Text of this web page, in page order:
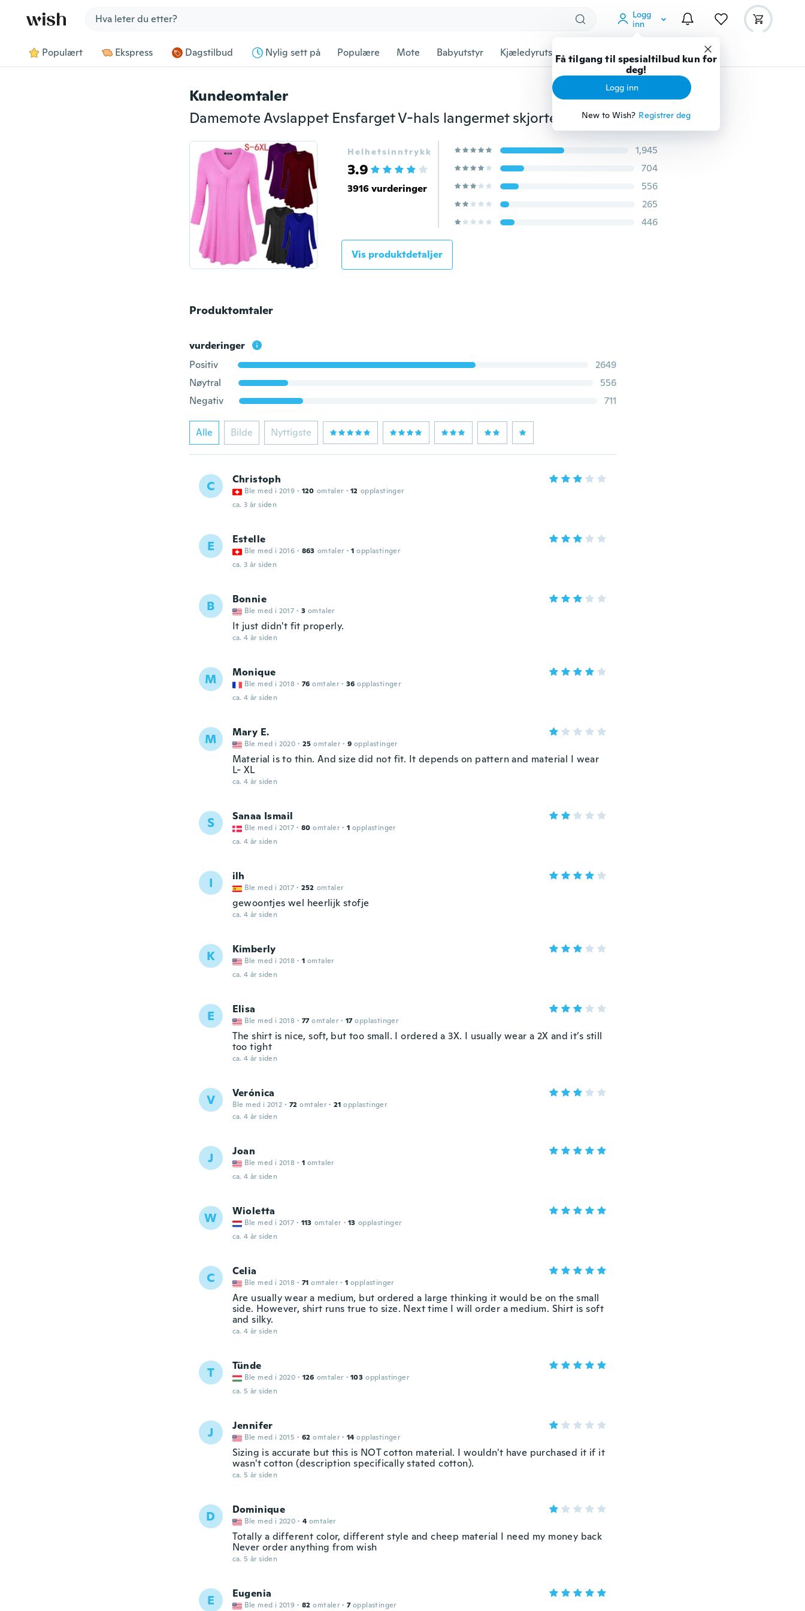
Logg
inn
Få tilgang til spesialtilbud kun for
deg!
Logg inn
New to Wish? Registrer deg
Populært Ekspress Dagstilbud Nylig sett på Populære Mote Babyutstyr Kjæledyrutstyr Gadgets Verktøy
Kundeomtaler
Damemote Avslappet Ensfarget V-hals langermet skjorte Løst plissert bomull T-skjorte Topper Overdeler Bluse Pluss størrelse S - 6XL
Helhetsinntrykk
3.9
3916 vurderinger
1,945
704
556
265
446
Vis produktdetaljer
Produktomtaler
vurderinger
Positiv
2649
Nøytral
556
Negativ
711
Alle Bilde Nyttigste
C Christoph
Ble med i 2019 · 120 omtaler · 12 opplastinger
ca. 3 år siden
E Estelle
Ble med i 2016 · 863 omtaler · 1 opplastinger
ca. 3 år siden
B Bonnie
Ble med i 2017 · 3 omtaler
It just didn't fit properly.
ca. 4 år siden
M Monique
Ble med i 2018 · 76 omtaler · 36 opplastinger
ca. 4 år siden
M Mary E.
Ble med i 2020 · 25 omtaler · 9 opplastinger
Material is to thin. And size did not fit. It depends on pattern and material I wear
L- XL
ca. 4 år siden
S Sanaa Ismail
Ble med i 2017 · 80 omtaler · 1 opplastinger
ca. 4 år siden
I ilh
Ble med i 2017 · 252 omtaler
gewoontjes wel heerlijk stofje
ca. 4 år siden
K Kimberly
Ble med i 2018 · 1 omtaler
ca. 4 år siden
E Elisa
Ble med i 2018 · 77 omtaler · 17 opplastinger
The shirt is nice, soft, but too small. I ordered a 3X. I usually wear a 2X and it’s still
too tight
ca. 4 år siden
V Verónica
Ble med i 2012 · 72 omtaler · 21 opplastinger
ca. 4 år siden
J Joan
Ble med i 2018 · 1 omtaler
ca. 4 år siden
W Wioletta
Ble med i 2017 · 113 omtaler · 13 opplastinger
ca. 4 år siden
C Celia
Ble med i 2018 · 71 omtaler · 1 opplastinger
Are usually wear a medium, but ordered a large thinking it would be on the small
side. However, shirt runs true to size. Next time I will order a medium. Shirt is soft
and silky.
ca. 4 år siden
T Tünde
Ble med i 2020 · 126 omtaler · 103 opplastinger
ca. 5 år siden
J Jennifer
Ble med i 2015 · 62 omtaler · 14 opplastinger
Sizing is accurate but this is NOT cotton material. I wouldn't have purchased it if it
wasn't cotton (description specifically stated cotton).
ca. 5 år siden
D Dominique
Ble med i 2020 · 4 omtaler
Totally a different color, different style and cheep material I need my money back
Never order anything from wish
ca. 5 år siden
E Eugenia
Ble med i 2019 · 82 omtaler · 7 opplastinger